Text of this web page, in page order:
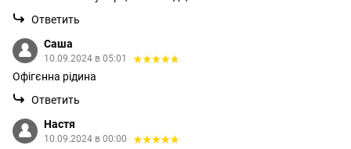
Ответить
Саша
10.09.2024 в 05:01
Офігєнна рідина
Ответить
Настя
10.09.2024 в 00:00